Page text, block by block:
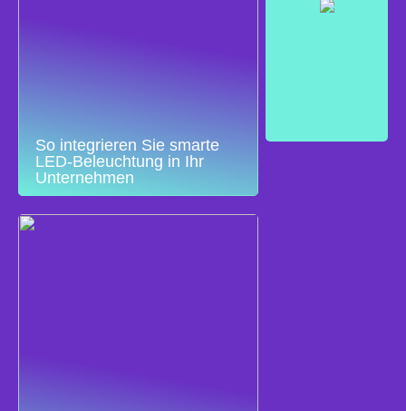
So integrieren Sie smarte
LED-Beleuchtung in Ihr
Unternehmen